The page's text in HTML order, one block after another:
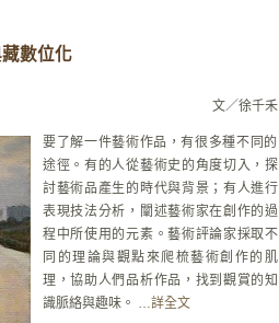
數位化
文／徐千禾
要了解一件藝術作品，有很多種不同的
途徑。有的人從藝術史的角度切入，探
討藝術品產生的時代與背景；有人進行
表現技法分析，闡述藝術家在創作的過
程中所使用的元素。藝術評論家採取不
同的理論與觀點來爬梳藝術創作的肌
理，協助人們品析作品，找到觀賞的知
識脈絡與趣味。 …詳全文